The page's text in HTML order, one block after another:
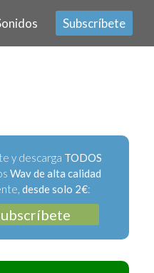
Subscríbete
y descarga TODOS
Wav de alta calidad
desde solo 2€: